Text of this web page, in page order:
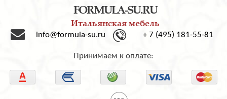
FORMULA-SU.RU
Итальянская мебель
info@formula-su.ru + 7 (495) 181-55-81
Принимаем к оплате: